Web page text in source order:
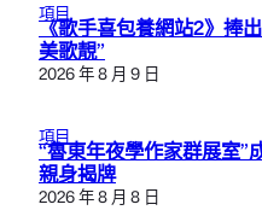
項目
《歌手喜包養網站2》捧
美歌靚”
2026 年 8 月 9 日
項目
“魯東年夜學作家群展室”
親身揭牌
2026 年 8 月 8 日